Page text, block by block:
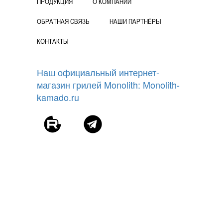
ПРОДУКЦИЯ О КОМПАНИИ
ОБРАТНАЯ СВЯЗЬ НАШИ ПАРТНЁРЫ
КОНТАКТЫ
Наш официальный интернет-
магазин грилей Monolith: Monolith-
kamado.ru